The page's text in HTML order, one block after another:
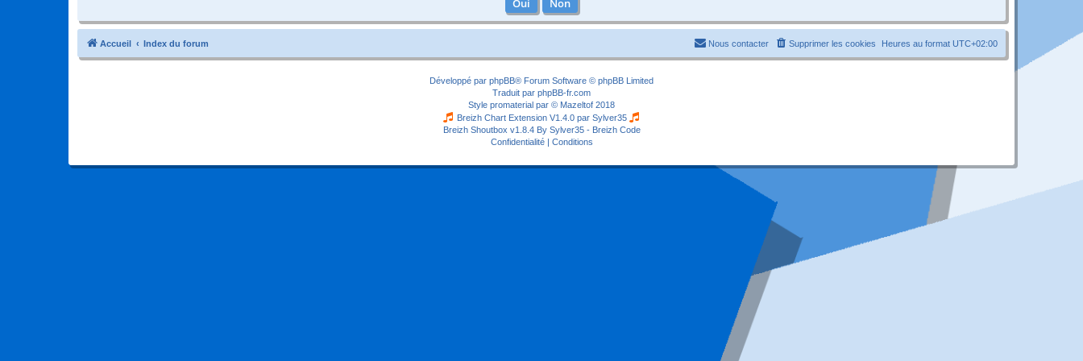
Accueil Index du forum Heures au format UTC+02:00
Supprimer les cookies
Nous contacter
Développé par phpBB® Forum Software © phpBB Limited
Traduit par phpBB-fr.com
Style promaterial par © Mazeltof 2018
Breizh Chart Extension V1.4.0 par Sylver35
Breizh Shoutbox v1.8.4 By Sylver35 - Breizh Code
Confidentialité| Conditions